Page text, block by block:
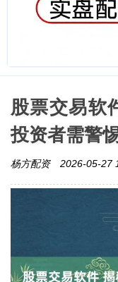
股票交易软
投资者需警
杨方配资 2026-05-27